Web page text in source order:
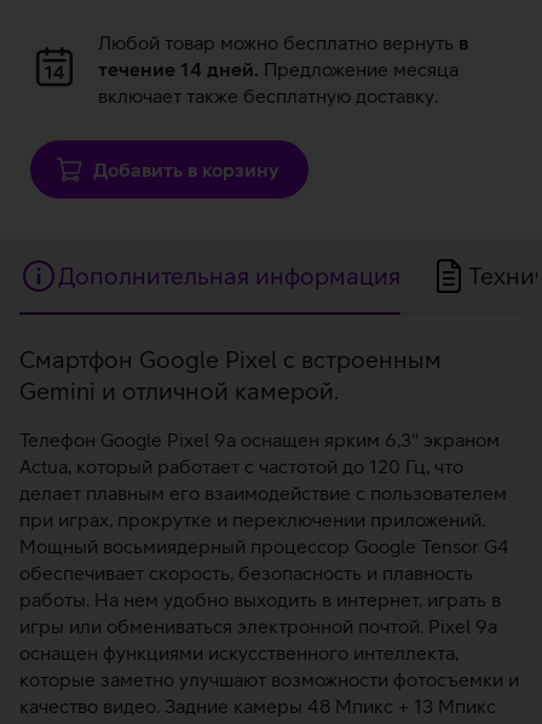
Загрузка
данных
Любой товар можно бесплатно вернуть в
течение 14 дней. Предложение месяца
включает также бесплатную доставку.
Добавить в корзину
Дополнительная информация
Дополнительная
информация
Смартфон Google Pixel с встроенным
Gemini и отличной камерой.
Телефон Google Pixel 9a оснащен ярким 6,3'' экраном
Actua, который работает с частотой до 120 Гц, что
делает плавным его взаимодействие с пользователем
при играх, прокрутке и переключении приложений.
Мощный восьмиядерный процессор Google Tensor G4
обеспечивает скорость, безопасность и плавность
работы. На нем удобно выходить в интернет, играть в
игры или обмениваться электронной почтой. Pixel 9a
оснащен функциями искусственного интеллекта,
которые заметно улучшают возможности фотосъемки и
качество видео. Задние камеры 48 Мпикс + 13 Мпикс